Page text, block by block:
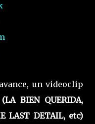
un videoclip
BIEN QUERIDA,
LAST DETAIL, etc)